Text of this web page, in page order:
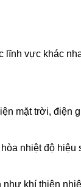
vực khác
mặt trời, điện
nhiệt độ hiệu
khí thiên